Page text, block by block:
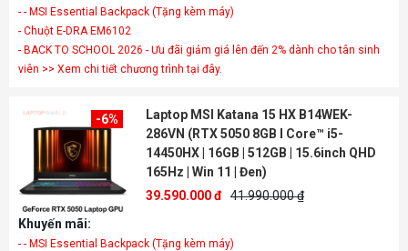
- - MSI Essential Backpack (Tặng kèm máy)
- Chuột E-DRA EM6102
- BACK TO SCHOOL 2026 - Ưu đãi giảm giá lên đến 2% dành cho tân sinh
viên >> Xem chi tiết chương trình tại đây.
-6%
Laptop MSI Katana 15 HX B14WEK-
286VN (RTX 5050 8GB I Core™ i5-
14450HX | 16GB | 512GB | 15.6inch QHD
165Hz | Win 11 | Đen)
39.590.000 đ 41.990.000 ₫
Khuyến mãi:
- - MSI Essential Backpack (Tặng kèm máy)